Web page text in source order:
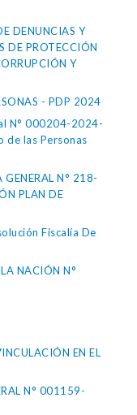
DENUNCIAS Y
DE PROTECCIÓN
Y
- PDP 2024
N° 000204-2024-
de las Personas
GENERAL N° 218-
PLAN DE
Fiscalía De
NACIÓN N°
EN EL
N° 001159-